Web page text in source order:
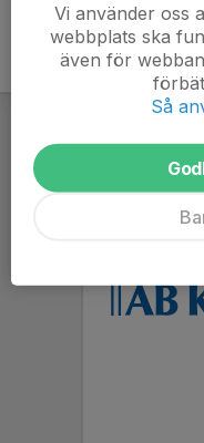
Vi använder oss
webbplats ska
även för
Så